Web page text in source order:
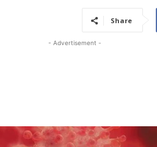
Share
- Advertisement -